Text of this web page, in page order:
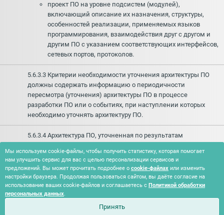
проект ПО на уровне подсистем (модулей),
включающий описание их назначения, структуры,
особенностей реализации, применяемых языков
программирования, взаимодействия друг с другом и
другим ПО с указанием соответствующих интерфейсов,
сетевых портов, протоколов.
5.6.3.3 Критерии необходимости уточнения архитектуры ПО
должны содержать информацию о периодичности
пересмотра (уточнения) архитектуры ПО в процессе
разработки ПО или о событиях, при наступлении которых
необходимо уточнять архитектуру ПО.
5.6.3.4 Архитектура ПО, уточненная по результатам
информацию об особенностях реализации ПО в процессе
разработки ПО, принятых решениях по корректировкам
архитектурных решений в процессе разработки, в том числе
связанных с безопасностью, и причинах, их вызвавших.
Мы используем cookie-файлы, чтобы получить статистику, которая помогает
нам улучшить сервис для вас с целью персонализации сервисов и
предложений. Вы может прочитать подробнее о cookie-файлах или изменить
настройки браузера. Продолжая пользоваться сайтом, вы даёте согласие на
использование ваших cookie-файлов и соглашаетесь с Политикой обработки
персональных данных.
Принять